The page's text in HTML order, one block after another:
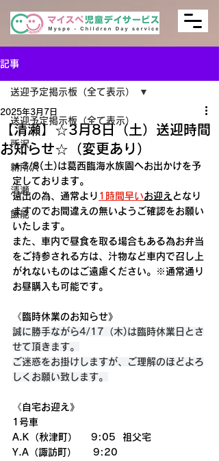
記事
送迎予定掲示板（全て表示）
所沢
新所沢
清瀬
飯能
送迎予定掲示板（全て表示）
【清瀬】☆3月8日（土）送迎時間
お知らせ☆（変更あり）
2025年3月7日
★3/8(土)は葛西臨海水族園へお出かけを予
定しております。
遠出の為、通常より 1時間早いお迎え となり
ますのでお間違えの無いようご確認をお願い
いたします。
また、車内で昼食を取る場合もある為お弁当
をご持参される方は、汁物など車内で召し上
がれないものはご遠慮ください。※通常通り
お昼購入も可能です。
《臨時休業のお知らせ》
誠に勝手ながら4/17（木)は臨時休業日とさ
せて頂きます。
ご迷惑をお掛けしますが、ご理解のほどよろ
しくお願い致します。
《自宅お迎え》
1号車
A.K（秋津町）    9:05  祖父宅
Y.A（諏訪町）　  9:20